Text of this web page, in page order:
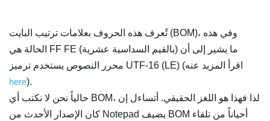
تُعرف هذه الحروف بعلامات ترتيب البايت (BOM)، وفي هذه
الحالة هي FF FE (بالقيم السداسية عشرية) ما يشير إلى أن
محرر النصوص يستخدم ترميز UTF-16 (LE) (اقرأ المزيد عنه
here).
حالياً نحن لا نكتب أي BOM، لذا فهذا هو اللغز الحقيقي. أتساءل إن
كان الإصدار الأحدث من Notepad يضيف BOM أحياناً من تلقاء